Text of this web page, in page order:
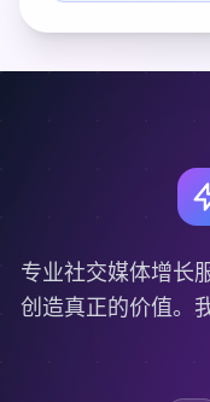
专业社交媒体增长
创造真正的价值。